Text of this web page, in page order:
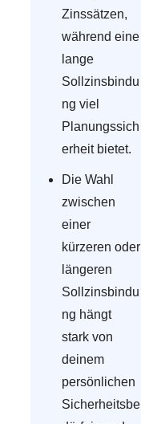
Zinssätzen,
während eine
lange
Sollzinsbindu
ng viel
Planungssich
erheit bietet.
Die Wahl
zwischen
einer
kürzeren oder
längeren
Sollzinsbindu
ng hängt
stark von
deinem
persönlichen
Sicherheitsbe